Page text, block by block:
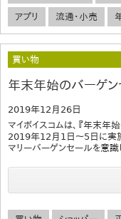
アプリ 流通・小売
買い物
年末年始のバーゲ
2019年12月26日
マイボイスコムは、『年末年
2019年12月1日～5日に実
マリーバーゲンセールを意